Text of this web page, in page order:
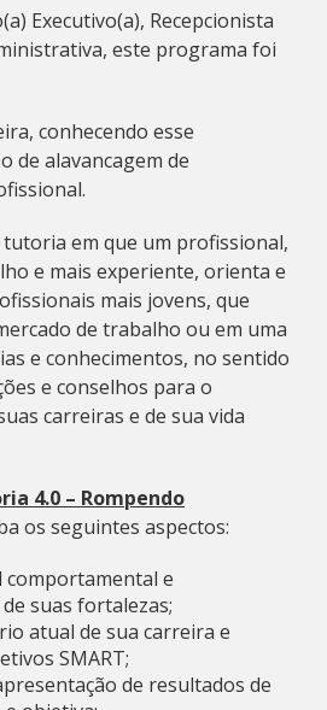
Executivo(a), Recepcionista
este programa foi
conhecendo esse
de alavancagem de
em que um profissional,
e mais experiente, orienta e
mais jovens, que
de trabalho ou em uma
e conhecimentos, no sentido
e conselhos para o
carreiras e de sua vida
4.0 – Rompendo
os seguintes aspectos:
comportamental e
suas fortalezas;
atual de sua carreira e
SMART;
de resultados de